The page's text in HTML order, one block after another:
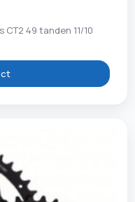
CT2 49 tanden 11/10